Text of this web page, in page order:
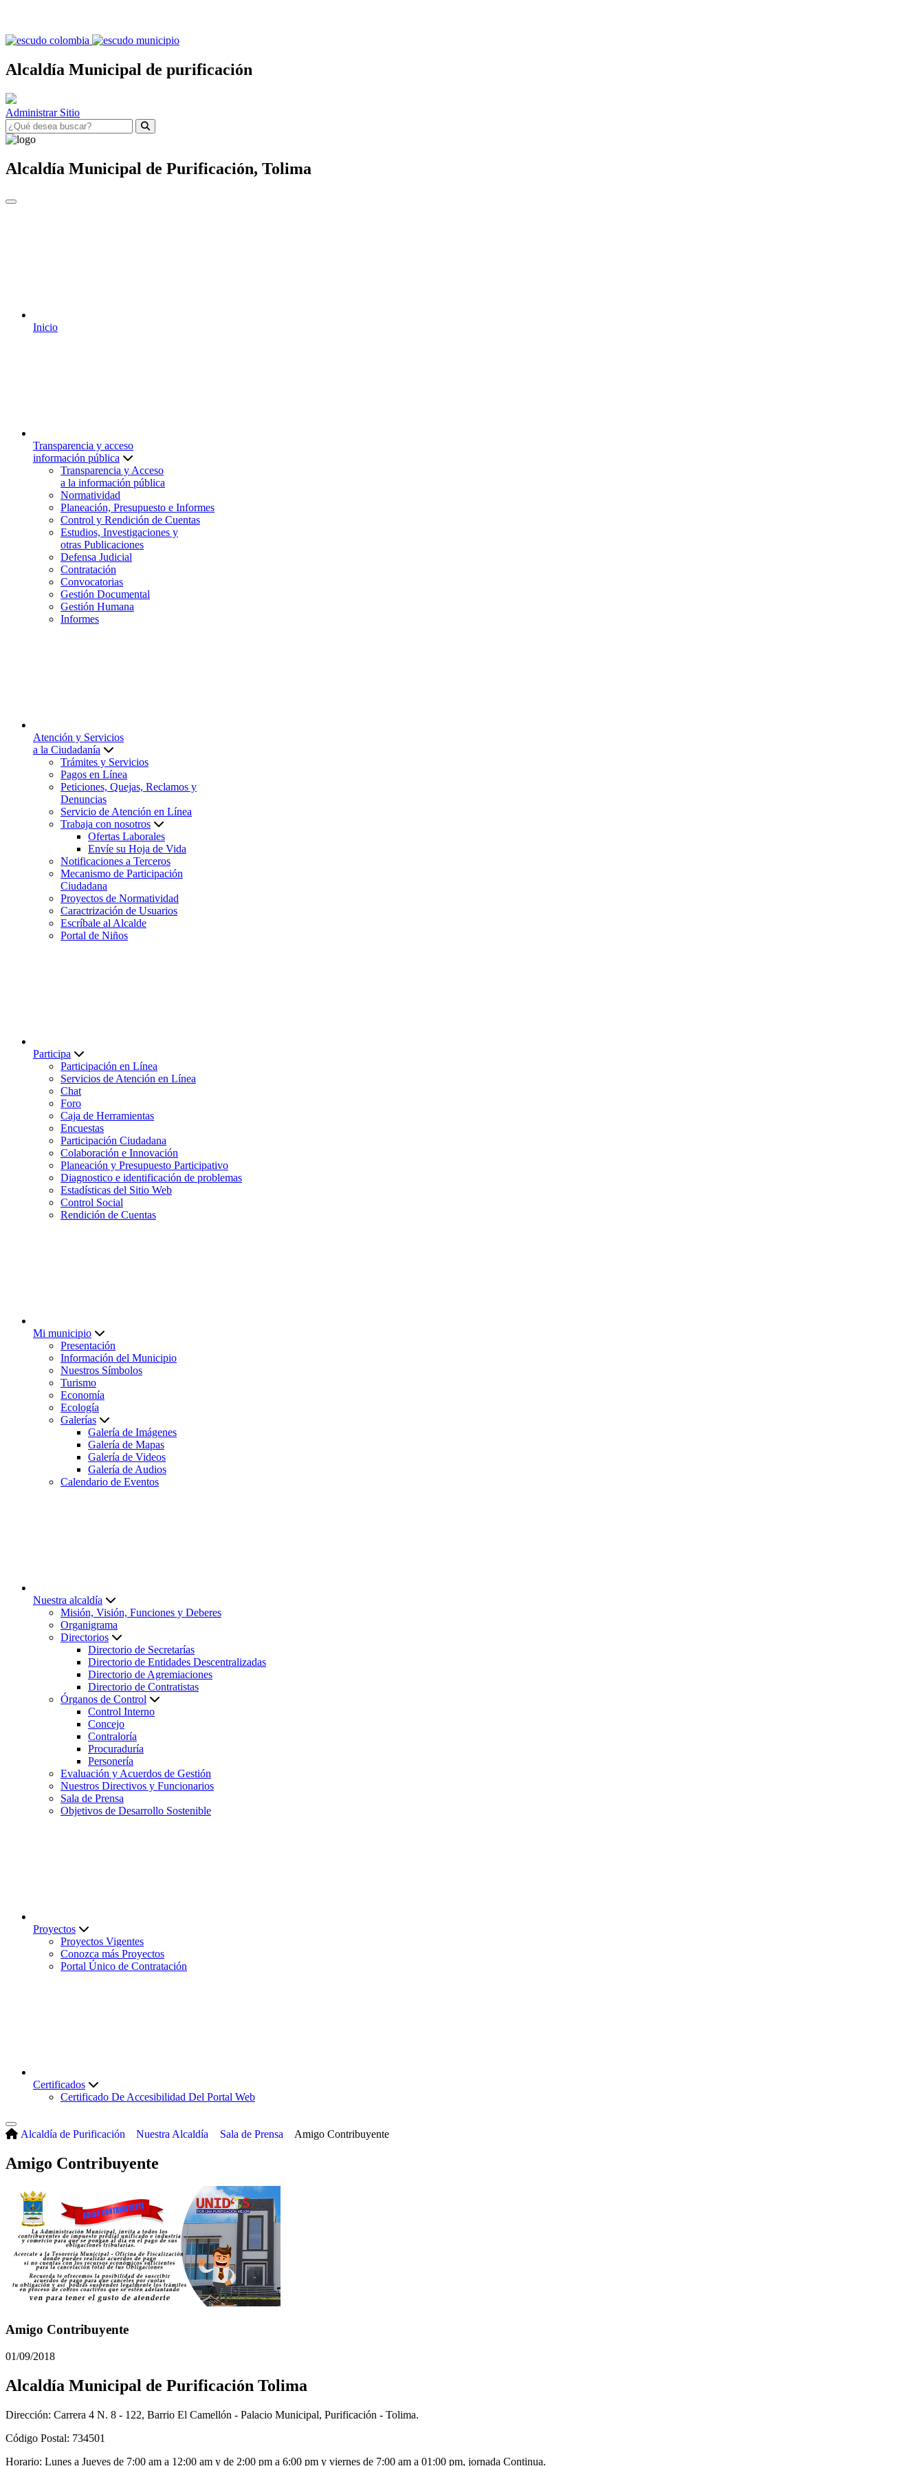
Alcaldía Municipal de purificación
Administrar Sitio
Alcaldía Municipal de Purificación, Tolima
Inicio
Transparencia y acceso
información pública
Transparencia y Acceso
a la información pública
Normatividad
Planeación, Presupuesto e Informes
Control y Rendición de Cuentas
Estudios, Investigaciones y
otras Publicaciones
Defensa Judicial
Contratación
Convocatorias
Gestión Documental
Gestión Humana
Informes
Atención y Servicios
a la Ciudadanía
Trámites y Servicios
Pagos en Línea
Peticiones, Quejas, Reclamos y
Denuncias
Servicio de Atención en Línea
Trabaja con nosotros
Ofertas Laborales
Envíe su Hoja de Vida
Notificaciones a Terceros
Mecanismo de Participación
Ciudadana
Proyectos de Normatividad
Caractrización de Usuarios
Escríbale al Alcalde
Portal de Niños
Participa
Participación en Línea
Servicios de Atención en Línea
Chat
Foro
Caja de Herramientas
Encuestas
Participación Ciudadana
Colaboración e Innovación
Planeación y Presupuesto Participativo
Diagnostico e identificación de problemas
Estadísticas del Sitio Web
Control Social
Rendición de Cuentas
Mi municipio
Presentación
Información del Municipio
Nuestros Símbolos
Turismo
Economía
Ecología
Galerías
Galería de Imágenes
Galería de Mapas
Galería de Videos
Galería de Audios
Calendario de Eventos
Nuestra alcaldía
Misión, Visión, Funciones y Deberes
Organigrama
Directorios
Directorio de Secretarías
Directorio de Entidades Descentralizadas
Directorio de Agremiaciones
Directorio de Contratistas
Órganos de Control
Control Interno
Concejo
Contraloría
Procuraduría
Personería
Evaluación y Acuerdos de Gestión
Nuestros Directivos y Funcionarios
Sala de Prensa
Objetivos de Desarrollo Sostenible
Proyectos
Proyectos Vigentes
Conozca más Proyectos
Portal Único de Contratación
Certificados
Certificado De Accesibilidad Del Portal Web
Alcaldía de Purificación Nuestra Alcaldía Sala de Prensa Amigo Contribuyente
Amigo Contribuyente
Amigo Contribuyente
01/09/2018
Alcaldía Municipal de Purificación Tolima
Dirección: Carrera 4 N. 8 - 122, Barrio El Camellón - Palacio Municipal, Purificación - Tolima.
Código Postal: 734501
Horario: Lunes a Jueves de 7:00 am a 12:00 am y de 2:00 pm a 6:00 pm y viernes de 7:00 am a 01:00 pm, jornada Continua.